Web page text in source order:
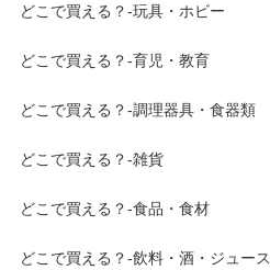
どこで買える？-玩具・ホビー
どこで買える？-育児・教育
どこで買える？-調理器具・食器類
どこで買える？-雑貨
どこで買える？-食品・食材
どこで買える？-飲料・酒・ジュース